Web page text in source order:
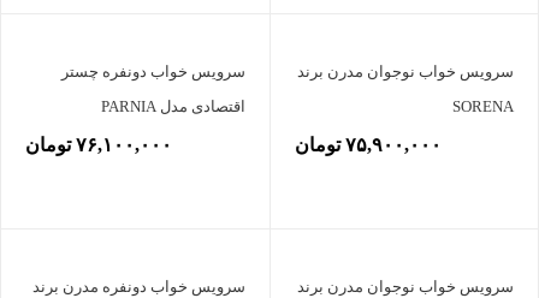
سرویس خواب نوجوان مدرن برند
SORENA
۷۵,۹۰۰,۰۰۰ تومان
سرویس خواب دونفره چستر
اقتصادی مدل PARNIA
۷۶,۱۰۰,۰۰۰ تومان
سرویس خواب نوجوان مدرن برند
سرویس خواب دونفره مدرن برند